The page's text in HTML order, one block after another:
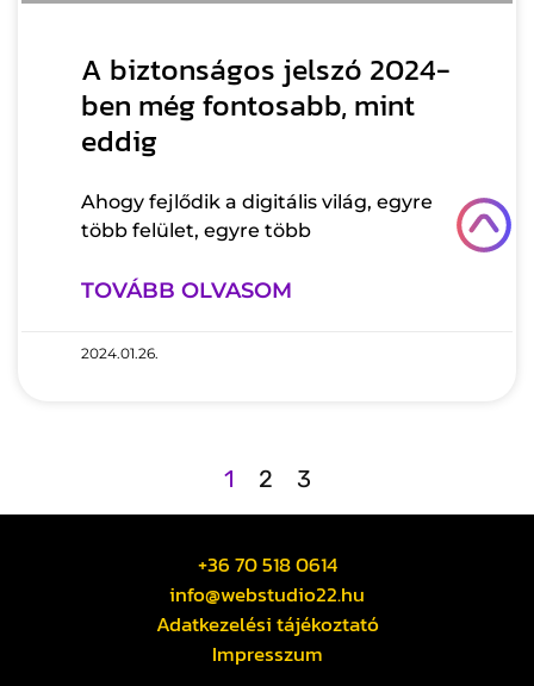
A biztonságos jelszó 2024-
ben még fontosabb, mint
eddig
Ahogy fejlődik a digitális világ, egyre
több felület, egyre több
TOVÁBB OLVASOM
2024.01.26.
1 2 3
+36 70 518 0614
info@webstudio22.hu
Adatkezelési tájékoztató
Impresszum